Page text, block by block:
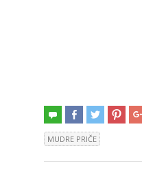
MUDRE PRIČE